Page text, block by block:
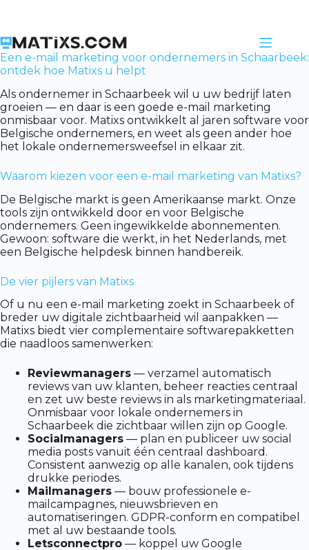
Een e-mail marketing voor ondernemers in Schaarbeek:
ontdek hoe Matixs u helpt
Als ondernemer in Schaarbeek wil u uw bedrijf laten
groeien — en daar is een goede e-mail marketing
onmisbaar voor. Matixs ontwikkelt al jaren software voor
Belgische ondernemers, en weet als geen ander hoe
het lokale ondernemersweefsel in elkaar zit.
Waarom kiezen voor een e-mail marketing van Matixs?
De Belgische markt is geen Amerikaanse markt. Onze
tools zijn ontwikkeld door en voor Belgische
ondernemers. Geen ingewikkelde abonnementen.
Gewoon: software die werkt, in het Nederlands, met
een Belgische helpdesk binnen handbereik.
De vier pijlers van Matixs
Of u nu een e-mail marketing zoekt in Schaarbeek of
breder uw digitale zichtbaarheid wil aanpakken —
Matixs biedt vier complementaire softwarepakketten
die naadloos samenwerken:
Reviewmanagers — verzamel automatisch
reviews van uw klanten, beheer reacties centraal
en zet uw beste reviews in als marketingmateriaal.
Onmisbaar voor lokale ondernemers in
Schaarbeek die zichtbaar willen zijn op Google.
Socialmanagers — plan en publiceer uw social
media posts vanuit één centraal dashboard.
Consistent aanwezig op alle kanalen, ook tijdens
drukke periodes.
Mailmanagers — bouw professionele e-
mailcampagnes, nieuwsbrieven en
automatiseringen. GDPR-conform en compatibel
met al uw bestaande tools.
Letsconnectpro — koppel uw Google